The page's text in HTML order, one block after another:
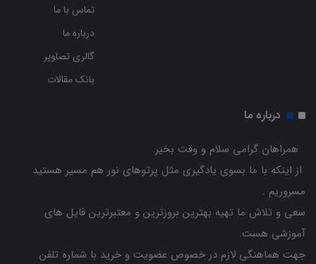
تماس با ما
درباره ما
گالری تصاویر
بانک مقالات
درباره ما
همراهان گرامی سلام و وقت بخیر.
از اینکه با ما بسوی یادگیری مثل پرتوهای نور هم مسیر هستید
مسروریم .
سعی و تلاش ما تهیه بهترین بروزترین و معتبرترین فایل های
آموزشی هست.
جهت هماهنگی لازم در خصوص عضویت و خرید با شماره تلفن